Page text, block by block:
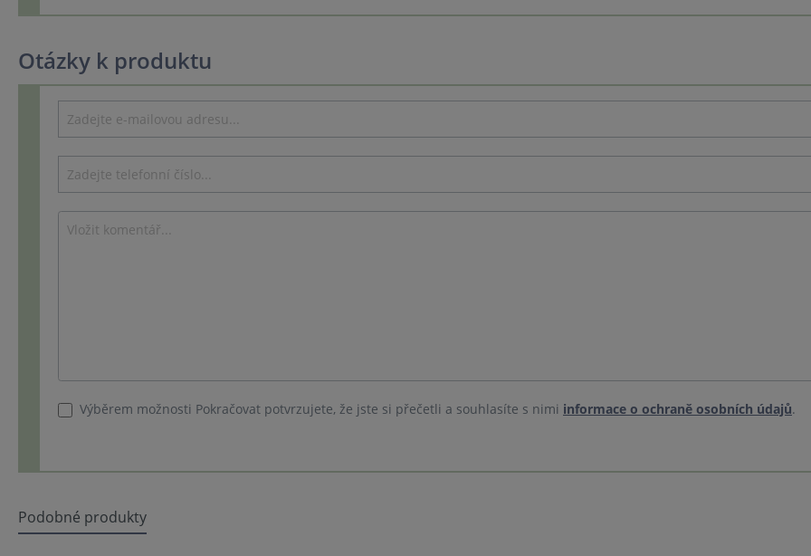
Otázky k produktu
Výběrem možnosti Pokračovat potvrzujete, že jste si přečetli a souhlasíte s nimi informace o ochraně osobních údajů.
Podobné produkty